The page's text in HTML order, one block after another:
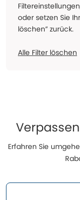
oder setzen Sie
löschen” zurück.
Alle Filter löschen
Erfahren Sie